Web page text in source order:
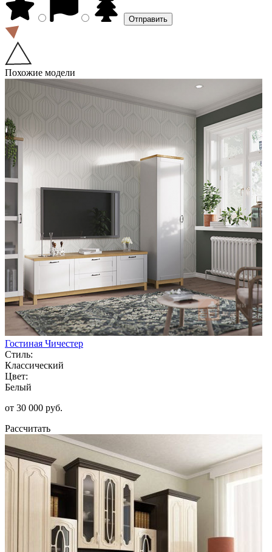
Похожие модели
Гостиная Чичестер
Стиль:
Классический
Цвет:
Белый
от 30 000 руб.
Рассчитать